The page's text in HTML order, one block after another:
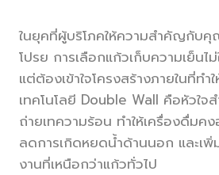
ในยุคที่ผู้บริโภคให้ความสำคัญกับ
โปรย การเลือกแก้วเก็บความเย็น
แต่ต้องเข้าใจโครงสร้างภายในที่ทำ
เทคโนโลยี Double Wall คือหัวใ
ถ่ายเทความร้อน ทำให้เครื่องดื่ม
ลดการเกิดหยดน้ำด้านนอก และเพิ่
งานที่เหนือกว่าแก้วทั่วไป